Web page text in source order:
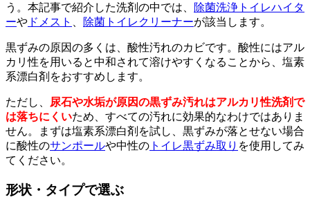
う。本記事で紹介した洗剤の中では、
除菌洗浄トイレハイタ
ーや ドメスト 除菌トイレクリーナーが該当します。
黒ずみの原因の多くは、酸性汚れのカビです。酸性にはアル
カリ性を用いると中和されて溶けやすくなることから、塩素
系漂白剤をおすすめします。
ただし、
尿石や水垢が原因の黒ずみ汚れはアルカリ性洗剤で
は落ちにくいため、すべての汚れに効果的なわけではありま
せん。まずは塩素系漂白剤を試し、黒ずみが落とせない場合
に酸性のサンポールや中性の トイレ黒ずみ取り を使用してみ
てください。
形状・タイプで選ぶ